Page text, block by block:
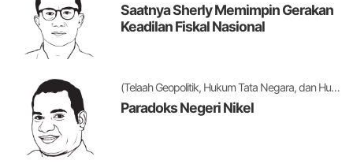
Saatnya Sherly Memimpin Gerakan
Keadilan Fiskal Nasional
(Telaah Geopolitik, Hukum Tata Negara, dan Hukum Administrasi Negara)
Paradoks Negeri Nikel